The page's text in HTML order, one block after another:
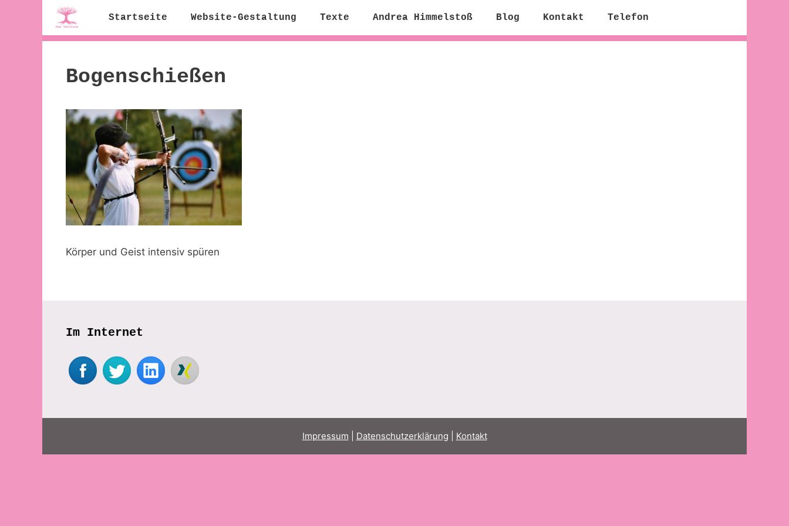
Startseite Website-Gestaltung Texte Andrea Himmelstoß Blog Kontakt Telefon
Bogenschießen
Körper und Geist intensiv spüren
Im Internet
Impressum Datenschutzerklärung Kontakt